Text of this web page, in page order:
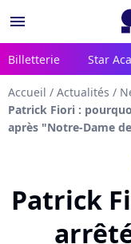
menu
Billetterie Star
Accueil / Actualités /
Patrick Fiori :
après "Notre-Dame
Patrick